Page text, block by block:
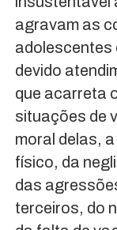
agravam as
adolescentes
devido
que acarreta
situações de
moral delas,
físico, da
das
terceiros, do